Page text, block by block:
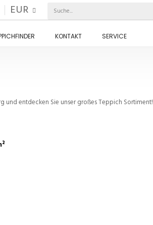
EUR
KONTAKT SERVICE
und entdecken Sie unser großes Teppich Sortiment!